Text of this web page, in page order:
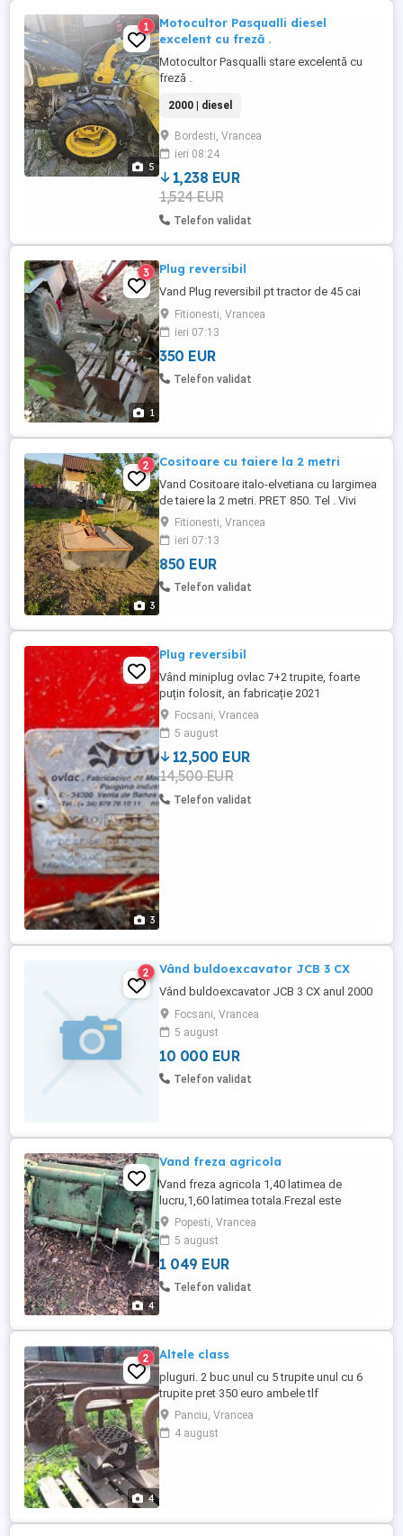
5
1
Motocultor Pasqualli diesel
excelent cu freză .
Motocultor Pasqualli stare excelentă cu
freză .
2000 | diesel
Bordesti, Vrancea
ieri 08:24
1,238 EUR
1,524 EUR
Telefon validat
1
3 Plug reversibil
Vand Plug reversibil pt tractor de 45 cai
Fitionesti, Vrancea
ieri 07:13
350 EUR
Telefon validat
3
2 Cositoare cu taiere la 2 metri
Vand Cositoare italo-elvetiana cu largimea
de taiere la 2 metri. PRET 850. Tel . Vivi
Fitionesti, Vrancea
ieri 07:13
850 EUR
Telefon validat
3
Plug reversibil
Vând miniplug ovlac 7+2 trupite, foarte
puțin folosit, an fabricație 2021
Focsani, Vrancea
5 august
12,500 EUR
14,500 EUR
Telefon validat
2 Vând buldoexcavator JCB 3 CX
Vând buldoexcavator JCB 3 CX anul 2000
Focsani, Vrancea
5 august
10 000 EUR
Telefon validat
4
Vand freza agricola
Vand freza agricola 1,40 latimea de
lucru,1,60 latimea totala.Frezal este
modelul dezaxact..
Popesti, Vrancea
5 august
1 049 EUR
Telefon validat
4
2 Altele class
pluguri. 2 buc unul cu 5 trupite unul cu 6
trupite pret 350 euro ambele tlf
Panciu, Vrancea
4 august